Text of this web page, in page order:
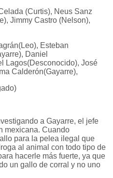
(Curtis), Neus Sanz
Jimmy Castro (Nelson),
Esteban
Daniel
Lagos(Desconocido), José
Calderón(Gayarre),
a Gayarre, el jefe
mexicana. Cuando
para la pelea ilegal que
al animal con todo tipo de
hacerle más fuerte, ya que
un gallo de corral y no uno